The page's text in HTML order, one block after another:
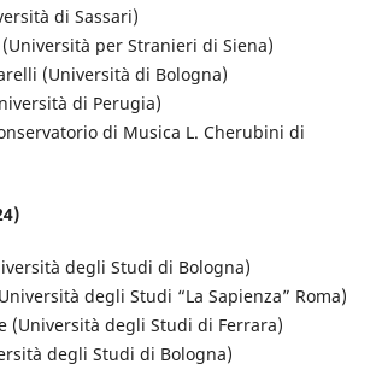
di Sassari)
per Stranieri di Siena)
(Università di Bologna)
di Perugia)
di Musica L. Cherubini di
degli Studi di Bologna)
degli Studi “La Sapienza” Roma)
(Università degli Studi di Ferrara)
degli Studi di Bologna)